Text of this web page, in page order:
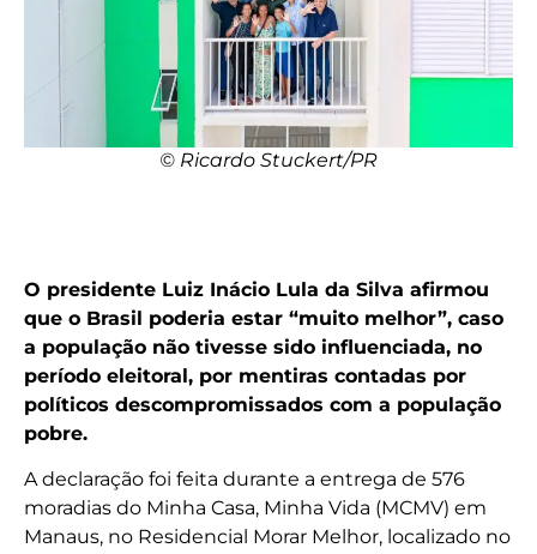
© Ricardo Stuckert/PR
O presidente Luiz Inácio Lula da Silva afirmou
que o Brasil poderia estar “muito melhor”, caso
a população não tivesse sido influenciada, no
período eleitoral, por mentiras contadas por
políticos descompromissados com a população
pobre.
A declaração foi feita durante a entrega de 576
moradias do Minha Casa, Minha Vida (MCMV) em
Manaus, no Residencial Morar Melhor, localizado no